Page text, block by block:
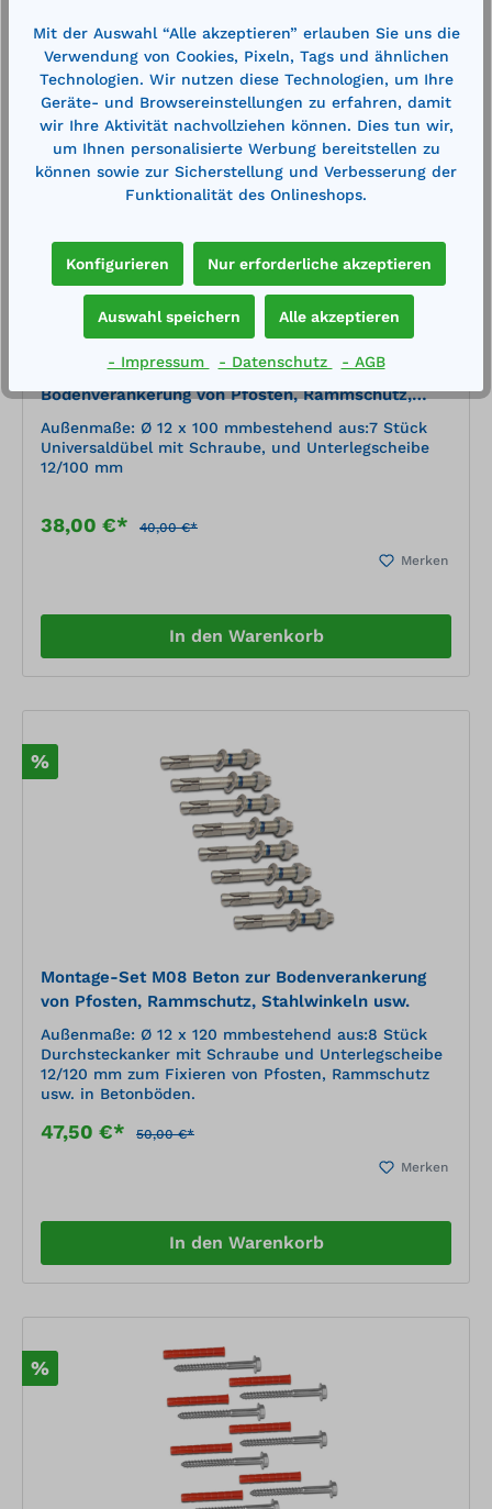
In den Warenkorb
Montage-Set M07 Universal zur
Bodenverankerung von Pfosten, Rammschutz,
Stahlwinkeln usw.
Außenmaße: Ø 12 x 100 mmbestehend aus:7 Stück
Universaldübel mit Schraube, und Unterlegscheibe
12/100 mm
38,00 €* 40,00 €*
Merken
In den Warenkorb
%
Montage-Set M08 Beton zur Bodenverankerung
von Pfosten, Rammschutz, Stahlwinkeln usw.
Außenmaße: Ø 12 x 120 mmbestehend aus:8 Stück
Durchsteckanker mit Schraube und Unterlegscheibe
12/120 mm zum Fixieren von Pfosten, Rammschutz
usw. in Betonböden.
47,50 €* 50,00 €*
Merken
In den Warenkorb
%
Mit der Auswahl “Alle akzeptieren” erlauben Sie uns die
Verwendung von Cookies, Pixeln, Tags und ähnlichen
Technologien. Wir nutzen diese Technologien, um Ihre
Geräte- und Browsereinstellungen zu erfahren, damit
wir Ihre Aktivität nachvollziehen können. Dies tun wir,
um Ihnen personalisierte Werbung bereitstellen zu
können sowie zur Sicherstellung und Verbesserung der
Funktionalität des Onlineshops.
Konfigurieren Nur erforderliche akzeptieren
Auswahl speichern Alle akzeptieren
- Impressum - Datenschutz - AGB